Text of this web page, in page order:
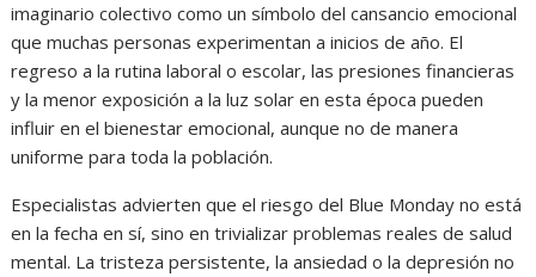
imaginario colectivo como un símbolo del cansancio emocional
que muchas personas experimentan a inicios de año. El
regreso a la rutina laboral o escolar, las presiones financieras
y la menor exposición a la luz solar en esta época pueden
influir en el bienestar emocional, aunque no de manera
uniforme para toda la población.
Especialistas advierten que el riesgo del Blue Monday no está
en la fecha en sí, sino en trivializar problemas reales de salud
mental. La tristeza persistente, la ansiedad o la depresión no